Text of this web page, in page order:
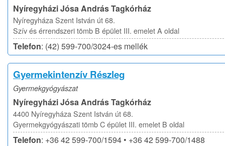
Nyíregyházi Jósa András Tagkórház
Nyíregyháza Szent István út 68.
Szív és érrendszeri tömb B épület III. emelet A oldal
Telefon: (42) 599-700/3024-es mellék
Gyermekintenzív Részleg
Gyermekgyógyászat
Nyíregyházi Jósa András Tagkórház
4400 Nyíregyháza Szent István út 68.
Gyermekgyógyászati tömb C épület III. emelet B oldal
Telefon: +36 42 599-700/1594 • +36 42 599-700/1488